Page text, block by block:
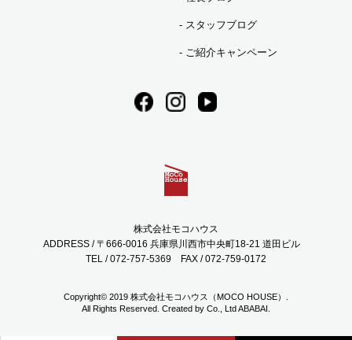
2023年02月 (5)
2023年01月 (6)
スタッフブログ
ご紹介キャンペーン
株式会社モコハウス
ADDRESS / 〒666-0016 兵庫県川西市中央町18-21 道田ビル
TEL / 072-757-5369 FAX / 072-759-0172
Copyright© 2019 株式会社モコハウス（MOCO HOUSE）.
All Rights Reserved. Created by Co., Ltd ABABAI.